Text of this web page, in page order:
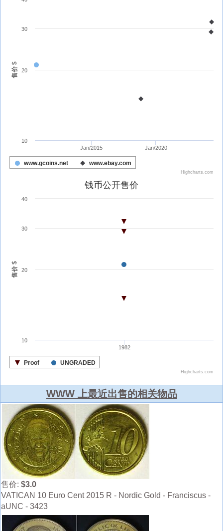
WWW 上最近出售的相关物品
售价: $3.0
VATICAN 10 Euro Cent 2015 R - Nordic Gold - Franciscus -
aUNC - 3423